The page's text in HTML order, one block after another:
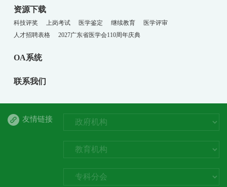
资源下载
科技评奖 上岗考试 医学鉴定 继续教育
医学评审
人才招聘表格
2027广东省医学会110周年庆典
OA系统
联系我们
友情链接